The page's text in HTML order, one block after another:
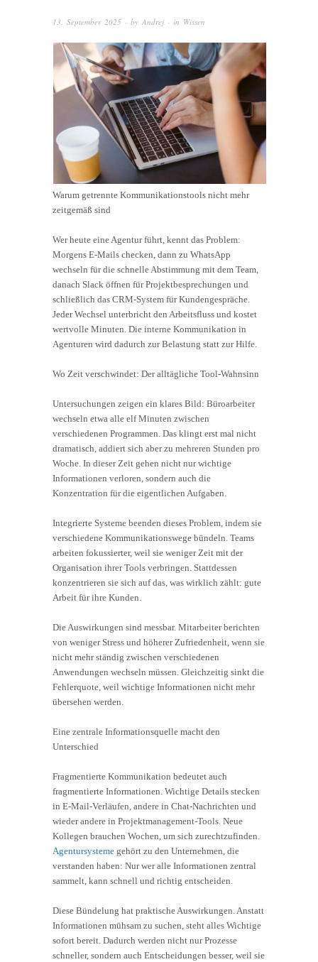
13. September 2025 · by Andrej · in Wissen
Warum getrennte Kommunikationstools nicht mehr
zeitgemäß sind
Wer heute eine Agentur führt, kennt das Problem:
Morgens E-Mails checken, dann zu WhatsApp
wechseln für die schnelle Abstimmung mit dem Team,
danach Slack öffnen für Projektbesprechungen und
schließlich das CRM-System für Kundengespräche.
Jeder Wechsel unterbricht den Arbeitsfluss und kostet
wertvolle Minuten. Die interne Kommunikation in
Agenturen wird dadurch zur Belastung statt zur Hilfe.
Wo Zeit verschwindet: Der alltägliche Tool-Wahnsinn
Untersuchungen zeigen ein klares Bild: Büroarbeiter
wechseln etwa alle elf Minuten zwischen
verschiedenen Programmen. Das klingt erst mal nicht
dramatisch, addiert sich aber zu mehreren Stunden pro
Woche. In dieser Zeit gehen nicht nur wichtige
Informationen verloren, sondern auch die
Konzentration für die eigentlichen Aufgaben.
Integrierte Systeme beenden dieses Problem, indem sie
verschiedene Kommunikationswege bündeln. Teams
arbeiten fokussierter, weil sie weniger Zeit mit der
Organisation ihrer Tools verbringen. Stattdessen
konzentrieren sie sich auf das, was wirklich zählt: gute
Arbeit für ihre Kunden.
Die Auswirkungen sind messbar. Mitarbeiter berichten
von weniger Stress und höherer Zufriedenheit, wenn sie
nicht mehr ständig zwischen verschiedenen
Anwendungen wechseln müssen. Gleichzeitig sinkt die
Fehlerquote, weil wichtige Informationen nicht mehr
übersehen werden.
Eine zentrale Informationsquelle macht den
Unterschied
Fragmentierte Kommunikation bedeutet auch
fragmentierte Informationen. Wichtige Details stecken
in E-Mail-Verläufen, andere in Chat-Nachrichten und
wieder andere in Projektmanagement-Tools. Neue
Kollegen brauchen Wochen, um sich zurechtzufinden.
Agentursysteme gehört zu den Unternehmen, die
verstanden haben: Nur wer alle Informationen zentral
sammelt, kann schnell und richtig entscheiden.
Diese Bündelung hat praktische Auswirkungen. Anstatt
Informationen mühsam zu suchen, steht alles Wichtige
sofort bereit. Dadurch werden nicht nur Prozesse
schneller, sondern auch Entscheidungen besser, weil sie